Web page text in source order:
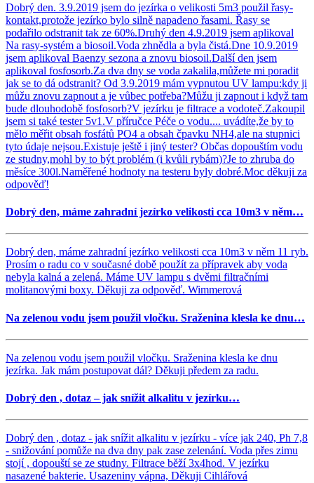
Dobrý den. 3.9.2019 jsem do jezírka o velikosti 5m3 použil řasy-
kontakt,protože jezírko bylo silně napadeno řasami. Řasy se
podařilo odstranit tak ze 60%.Druhý den 4.9.2019 jsem aplikoval
Na rasy-systém a biosoil.Voda zhnědla a byla čistá.Dne 10.9.2019
jsem aplikoval Baenzy sezona a znovu biosoil.Další den jsem
aplikoval fosfosorb.Za dva dny se voda zakalila,můžete mi poradit
jak se to dá odstranit? Od 3.9.2019 mám vypnutou UV lampu:kdy ji
můžu znovu zapnout a je vůbec potřeba?Můžu ji zapnout i když tam
bude dlouhodobě fosfosorb?V jezírku je filtrace a vodoteč.Zakoupil
jsem si také tester 5v1.V příručce Péče o vodu.... uvádíte,že by to
mělo měřit obsah fosfátů PO4 a obsah čpavku NH4,ale na stupnici
tyto údaje nejsou.Existuje ještě i jiný tester? Občas dopouštím vodu
ze studny,mohl by to být problém (i kvůli rybám)?Je to zhruba do
měsíce 300l.Naměřené hodnoty na testeru byly dobré.Moc děkuji za
odpověď!
Dobrý den, máme zahradní jezírko velikosti cca 10m3 v něm…
Dobrý den, máme zahradní jezírko velikosti cca 10m3 v něm 11 ryb.
Prosím o radu co v současné době použít za přípravek aby voda
nebyla kalná a zelená. Máme UV lampu s dvěmi filtračními
molitanovými boxy. Děkuji za odpověď. Wimmerová
Na zelenou vodu jsem použil vločku. Sraženina klesla ke dnu…
Na zelenou vodu jsem použil vločku. Sraženina klesla ke dnu
jezírka. Jak mám postupovat dál? Děkuji předem za radu.
Dobrý den , dotaz – jak snížit alkalitu v jezírku…
Dobrý den , dotaz - jak snížit alkalitu v jezírku - více jak 240, Ph 7,8
- snižování pomůže na dva dny pak zase zelenání. Voda přes zimu
stojí , dopouští se ze studny. Filtrace běží 3x4hod. V jezírku
nasazené bakterie. Usazeniny vápna, Děkuji Cihlářová